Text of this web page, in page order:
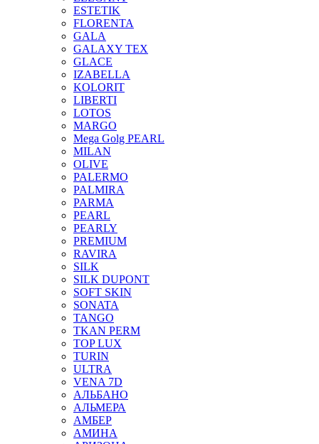
ESTETIK
FLORENTA
GALA
GALAXY TEX
GLACE
IZABELLA
KOLORIT
LIBERTI
LOTOS
MARGO
Mega Golg PEARL
MILAN
OLIVE
PALERMO
PALMIRA
PARMA
PEARL
PEARLY
PREMIUM
RAVIRA
SILK
SILK DUPONT
SOFT SKIN
SONATA
TANGO
TKAN PERM
TOP LUX
TURIN
ULTRA
VENA 7D
АЛЬБАНО
АЛЬМЕРА
АМБЕР
АМИНА